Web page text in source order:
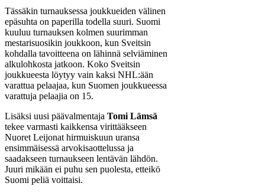
Tässäkin turnauksessa joukkueiden välinen
epäsuhta on paperilla todella suuri. Suomi
kuuluu turnauksen kolmen suurimman
mestarisuosikin joukkoon, kun Sveitsin
kohdalla tavoitteena on lähinnä selviäminen
alkulohkosta jatkoon. Koko Sveitsin
joukkueesta löytyy vain kaksi NHL:ään
varattua pelaajaa, kun Suomen joukkueessa
varattuja pelaajia on 15.
Lisäksi uusi päävalmentaja Tomi Lämsä
tekee varmasti kaikkensa virittääkseen
Nuoret Leijonat hirmuiskuun uransa
ensimmäisessä arvokisaottelussa ja
saadakseen turnaukseen lentävän lähdön.
Juuri mikään ei puhu sen puolesta, etteikö
Suomi peliä voittaisi.